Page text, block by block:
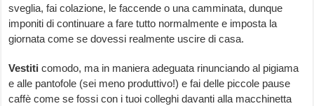
sveglia, fai colazione, le faccende o una camminata, dunque
imponiti di continuare a fare tutto normalmente e imposta la
giornata come se dovessi realmente uscire di casa.
Vestiti comodo, ma in maniera adeguata rinunciando al pigiama
e alle pantofole (sei meno produttivo!) e fai delle piccole pause
caffè come se fossi con i tuoi colleghi davanti alla macchinetta